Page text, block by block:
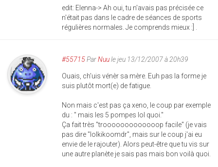
edit: Elenna-> Ah oui, tu n'avais pas précisée ce
n'était pas dans le cadre de séances de sports
régulières normales. Je comprends mieux :] .
#55715ParNuule jeu 13/12/2007 à 20h39
Ouais, ch'uis vénèr sa mère. Euh pas la forme je
suis plutôt mort(e) de fatigue.
Non mais c'est pas ça xeno, le coup par exemple
du : " mais les 5 pompes lol quoi."
Ça fait très "trooooooooooooop facile" (je vais
pas dire "lolkikoomdr", mais sur le coup j'ai eu
envie de le rajouter). Alors peut-être que tu vis sur
une autre planète je sais pas mais bon voilà quoi.